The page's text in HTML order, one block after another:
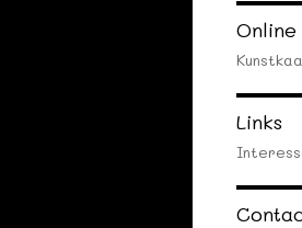
Online
Links